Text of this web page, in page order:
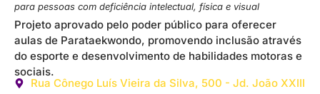
para pessoas com deficiência intelectual, física e visual
Projeto aprovado pelo poder público para oferecer
aulas de Parataekwondo, promovendo inclusão através
do esporte e desenvolvimento de habilidades motoras e
sociais.
Rua Cônego Luís Vieira da Silva, 500 - Jd. João XXIII